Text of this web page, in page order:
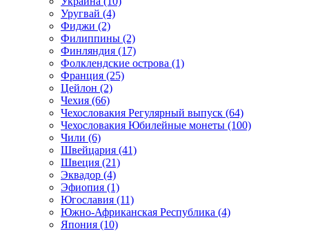
Уругвай (4)
Фиджи (2)
Филиппины (2)
Финляндия (17)
Фолклендские острова (1)
Франция (25)
Цейлон (2)
Чехия (66)
Чехословакия Регулярный выпуск (64)
Чехословакия Юбилейные монеты (100)
Чили (6)
Швейцария (41)
Швеция (21)
Эквадор (4)
Эфиопия (1)
Югославия (11)
Южно-Африканская Республика (4)
Япония (10)